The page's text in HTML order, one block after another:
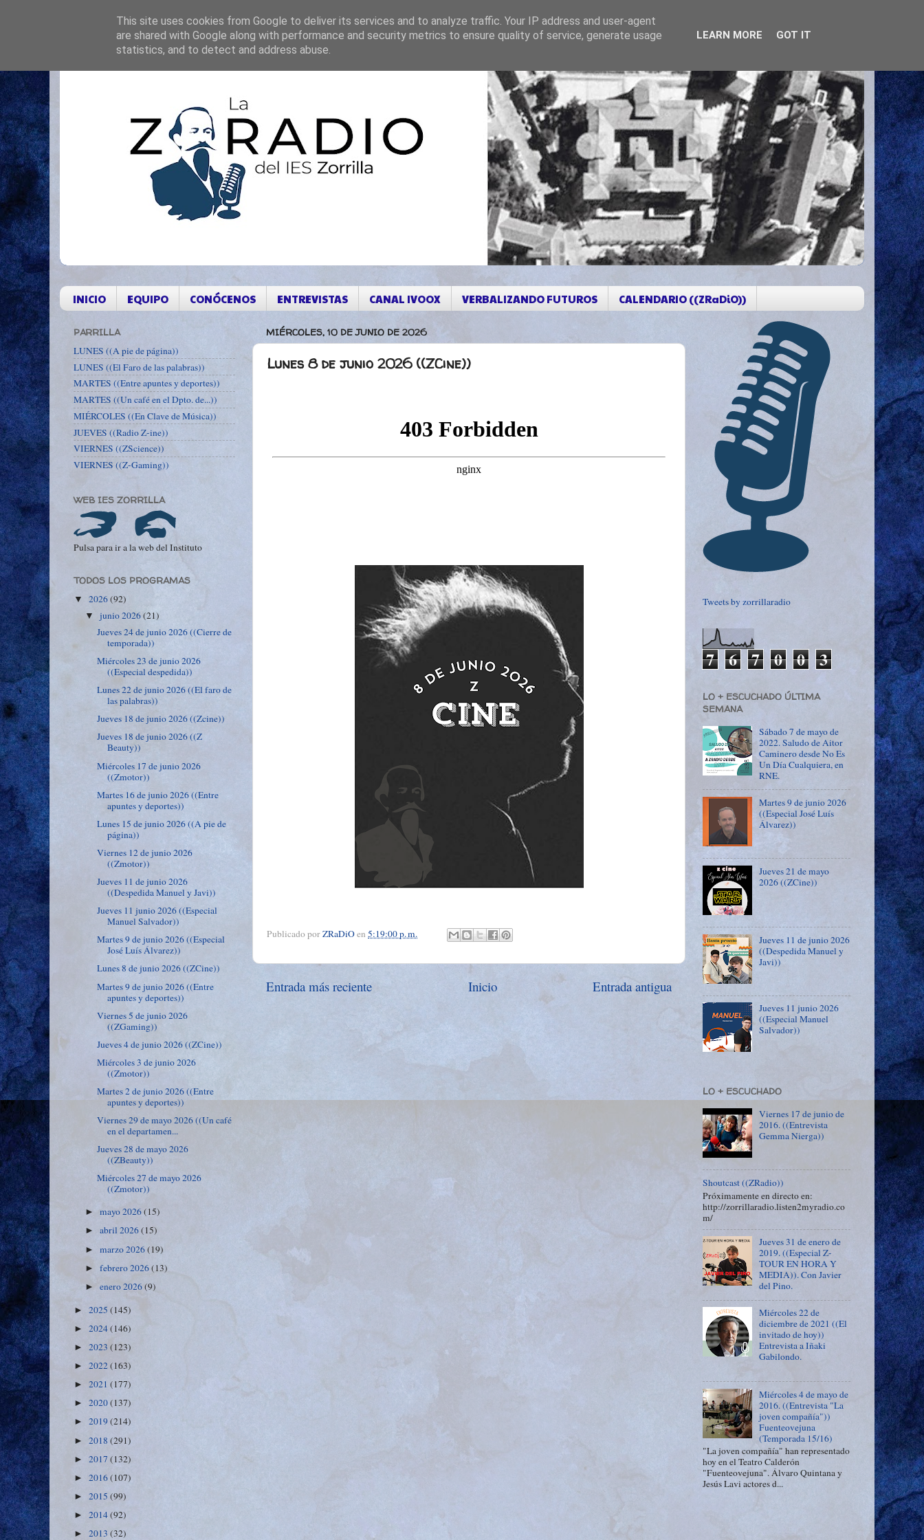
INICIO EQUIPO CONÓCENOS ENTREVISTAS CANAL IVOOX VERBALIZANDO FUTUROS CALENDARIO ((ZRaDiO))
MIÉRCOLES, 10 DE JUNIO DE 2026
Lunes 8 de junio 2026 ((ZCine))
Publicado porZRaDiOen 5:19:00 p. m.
Entrada más reciente Entrada antigua
Inicio
PARRILLA
LUNES ((A pie de página))
LUNES ((El Faro de las palabras))
MARTES ((Entre apuntes y deportes))
MARTES ((Un café en el Dpto. de...))
MIÉRCOLES ((En Clave de Música))
JUEVES ((Radio Z-ine))
VIERNES ((ZScience))
VIERNES ((Z-Gaming))
WEB IES ZORRILLA
Pulsa para ir a la web del Instituto
TODOS LOS PROGRAMAS
▼ 2026(92)
▼junio 2026(21)
Jueves 24 de junio 2026 ((Cierre de
temporada))
Miércoles 23 de junio 2026
((Especial despedida))
Lunes 22 de junio 2026 ((El faro de
las palabras))
Jueves 18 de junio 2026 ((Zcine))
Jueves 18 de junio 2026 ((Z
Beauty))
Miércoles 17 de junio 2026
((Zmotor))
Martes 16 de junio 2026 ((Entre
apuntes y deportes))
Lunes 15 de junio 2026 ((A pie de
página))
Viernes 12 de junio 2026
((Zmotor))
Jueves 11 de junio 2026
((Despedida Manuel y Javi))
Jueves 11 junio 2026 ((Especial
Manuel Salvador))
Martes 9 de junio 2026 ((Especial
José Luís Álvarez))
Lunes 8 de junio 2026 ((ZCine))
Martes 9 de junio 2026 ((Entre
apuntes y deportes))
Viernes 5 de junio 2026
((ZGaming))
Jueves 4 de junio 2026 ((ZCine))
Miércoles 3 de junio 2026
((Zmotor))
Martes 2 de junio 2026 ((Entre
apuntes y deportes))
Viernes 29 de mayo 2026 ((Un café
en el departamen...
Jueves 28 de mayo 2026
((ZBeauty))
Miércoles 27 de mayo 2026
((Zmotor))
►mayo 2026(15)
►abril 2026(15)
►marzo 2026(19)
►febrero 2026(13)
►enero 2026(9)
► 2025 (145)
► 2024(146)
► 2023 (123)
► 2022(163)
► 2021 (177)
► 2020(137)
► 2019(214)
► 2018 (291)
► 2017 (132)
► 2016(107)
► 2015 (99)
► 2014(92)
► 2013 (32)
Tweets by zorrillaradio
7 6 7 0 0 3
LO + ESCUCHADO ÚLTIMA
SEMANA
Sábado 7 de mayo de
2022. Saludo de Aitor
Caminero desde No Es
Un Día Cualquiera, en
RNE.
Martes 9 de junio 2026
((Especial José Luís
Álvarez))
Jueves 21 de mayo
2026 ((ZCine))
Jueves 11 de junio 2026
((Despedida Manuel y
Javi))
Jueves 11 junio 2026
((Especial Manuel
Salvador))
LO + ESCUCHADO
Viernes 17 de junio de
2016. ((Entrevista
Gemma Nierga))
Shoutcast ((ZRadio))
Próximamente en directo en:
http://zorrillaradio.listen2myradio.co
m/
Jueves 31 de enero de
2019. ((Especial Z-
TOUR EN HORA Y
MEDIA)). Con Javier
del Pino.
Miércoles 22 de
diciembre de 2021 ((El
invitado de hoy))
Entrevista a Iñaki
Gabilondo.
Miércoles 4 de mayo de
2016. ((Entrevista "La
joven compañía"))
Fuenteovejuna
(Temporada 15/16)
"La joven compañía" han representado
hoy en el Teatro Calderón
"Fuenteovejuna". Álvaro Quintana y
Jesús Lavi actores d...
This site uses cookies from Google to deliver its services and to analyze traffic. Your IP address and user-agent
are shared with Google along with performance and security metrics to ensure quality of service, generate usage
statistics, and to detect and address abuse.
LEARN MORE GOT IT